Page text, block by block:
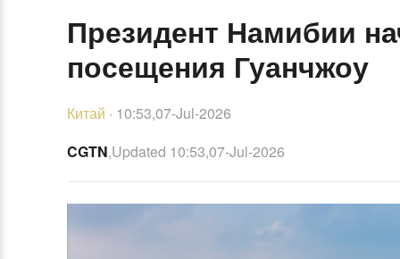
Президент Намибии
посещения Гуанчжоу
Китай · 10:53,07-Jul-2026
CGTN,Updated 10:53,07-Jul-2026